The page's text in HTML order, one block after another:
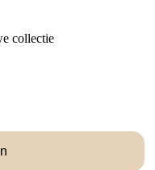
collectie